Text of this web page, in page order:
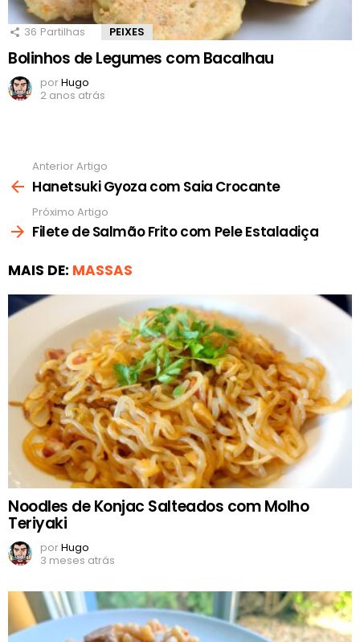
36 Partilhas PEIXES
Bolinhos de Legumes com Bacalhau
porHugo
2 anos atrás
mais
Anterior Artigo
Hanetsuki Gyoza com Saia Crocante
Próximo Artigo
Filete de Salmão Frito com Pele Estaladiça
MAIS DE: MASSAS
Noodles de Konjac Salteados com Molho
Teriyaki
porHugo
3 meses atrás